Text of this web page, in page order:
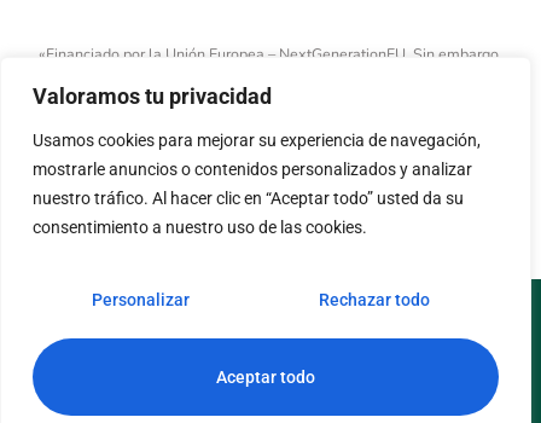
Valoramos tu privacidad
Usamos cookies para mejorar su experiencia de navegación,
mostrarle anuncios o contenidos personalizados y analizar
nuestro tráfico. Al hacer clic en “Aceptar todo” usted da su
consentimiento a nuestro uso de las cookies.
Personalizar Rechazar todo
Aceptar todo
«Financiado por la Unión Europea – NextGenerationEU. Sin embargo,
los puntos de vista y las opiniones expresadas son únicamente los
del autor o autores y no reflejan necesariamente los de la Unión
Europea o la Comisión Europea. Ni la Unión Europea ni la Comisión
Europea pueden ser consideradas responsables de las mismas»